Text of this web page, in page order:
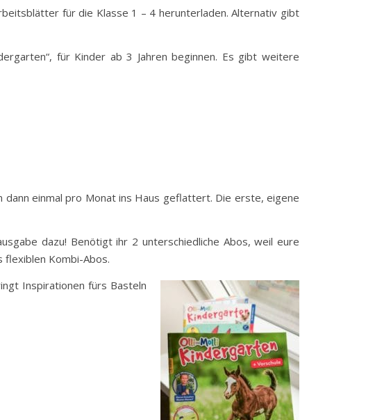
für die Klasse 1 – 4 herunterladen. Alternativ gibt
für Kinder ab 3 Jahren beginnen. Es gibt weitere
einmal pro Monat ins Haus geflattert. Die erste, eigene
dazu! Benötigt ihr 2 unterschiedliche Abos, weil eure
flexiblen Kombi-Abos.
Inspirationen fürs Basteln